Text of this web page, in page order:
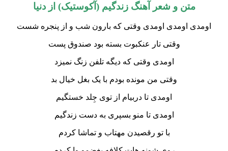
متن و شعر آهنگ زندگیم (آکوستیک) ازدنیا
اومدی اومدی اومدی وقتی که بارون شب و از پنجره شست
وقتی تار عنکبوت بسته بود صندوق پست
اومدی وقتی که دیگه تلفن زنگ نمیزد
وقتی من مونده بودم با یک بغل خیال بد
اومدی تا دربیام از توی جِلد خستگیم
اومدی تا منو بسپری به دست زندگیم
با تو رقصیدن مهتاب و تماشا کردم